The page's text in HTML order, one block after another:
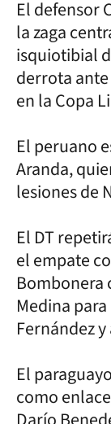
El defensor
la zaga
isquiotibial
derrota
en la Copa
El peruano
Aranda,
lesiones de
El DT
el empate
Bombonera
Medina
Fernández
El
como